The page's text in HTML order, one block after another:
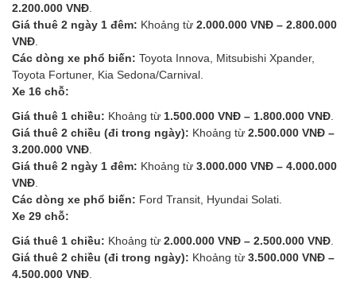
2.200.000 VNĐ
Giá thuê 2 ngày 1 đêm: Khoảng từ 2.000.000 VNĐ – 2.800.000
VNĐ
Các dòng xe phổ biến: Toyota Innova, Mitsubishi Xpander,
Toyota Fortuner, Kia Sedona/Carnival.
Xe 16 chỗ:
Giá thuê 1 chiều: Khoảng từ 1.500.000 VNĐ – 1.800.000 VNĐ
Giá thuê 2 chiều (đi trong ngày): Khoảng từ 2.500.000 VNĐ –
3.200.000 VNĐ
Giá thuê 2 ngày 1 đêm: Khoảng từ 3.000.000 VNĐ – 4.000.000
VNĐ
Các dòng xe phổ biến: Ford Transit, Hyundai Solati.
Xe 29 chỗ:
Giá thuê 1 chiều: Khoảng từ 2.000.000 VNĐ – 2.500.000 VNĐ
Giá thuê 2 chiều (đi trong ngày): Khoảng từ 3.500.000 VNĐ –
4.500.000 VNĐ